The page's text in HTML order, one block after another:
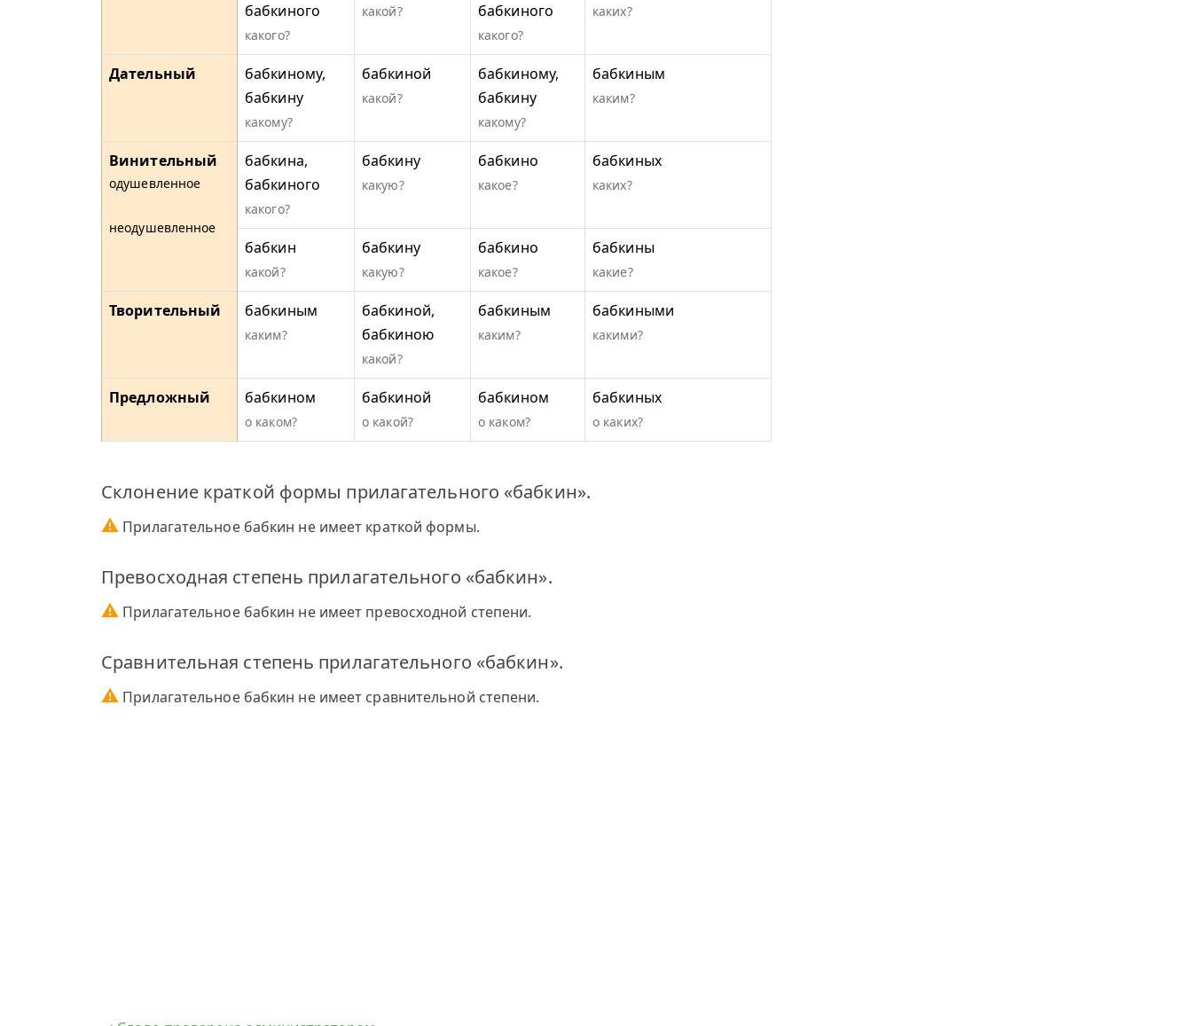
бабкиного
какого?
какой?
бабкиного
какого?
каких?
Дательный
бабкиному,
бабкину
какому?
бабкиной
какой?
бабкиному,
бабкину
какому?
бабкиным
каким?
Винительный
одушевленное
неодушевленное
бабкина,
бабкиного
какого?
бабкину
какую?
бабкино
какое?
бабкиных
каких?
бабкин
какой?
бабкину
какую?
бабкино
какое?
бабкины
какие?
Творительный бабкиным
каким?
бабкиной,
бабкиною
какой?
бабкиным
каким?
бабкиными
какими?
Предложный бабкином
о каком?
бабкиной
о какой?
бабкином
о каком?
бабкиных
о каких?
Склонение краткой формы прилагательного «бабкин».
⚠ Прилагательное бабкин не имеет краткой формы.
Превосходная степень прилагательного «бабкин».
⚠ Прилагательное бабкин не имеет превосходной степени.
Сравнительная степень прилагательного «бабкин».
⚠ Прилагательное бабкин не имеет сравнительной степени.